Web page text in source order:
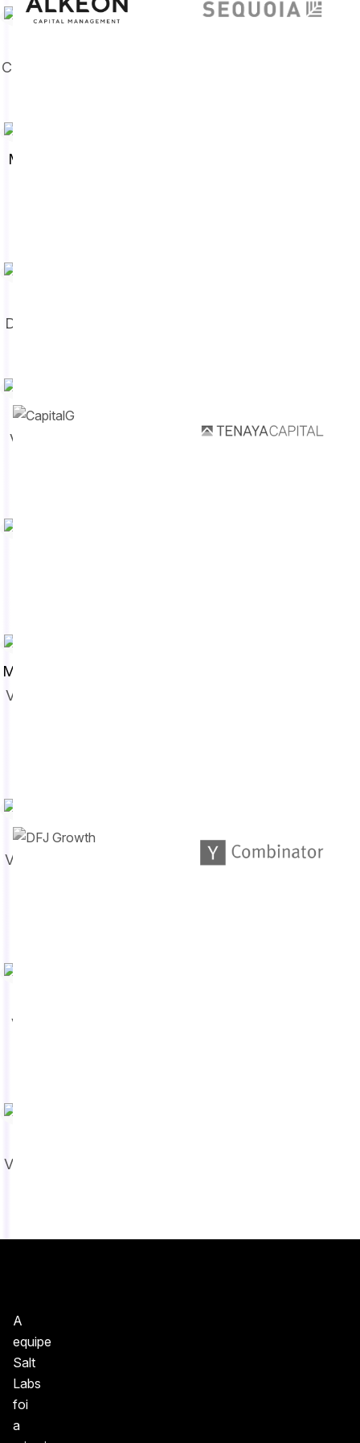
COO, Co-fundador
Michael Callahan
Diretor Financeiro
Iko Azoulay
VP Executivo de
Mohammed Khalid
VP de Engenharia
Bill Thrash
VP de Experiência
VP de Recursos
VP de Vendas das
A
equipe
Salt
Labs
foi
a